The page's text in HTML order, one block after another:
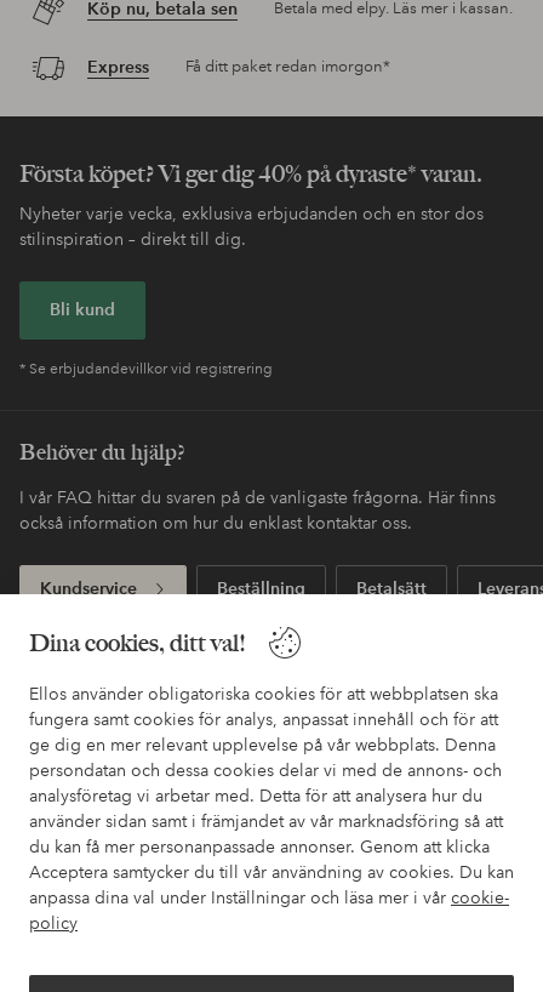
Dina cookies, ditt val!
Ellos använder obligatoriska cookies för att webbplatsen ska
fungera samt cookies för analys, anpassat innehåll och för att
ge dig en mer relevant upplevelse på vår webbplats. Denna
persondatan och dessa cookies delar vi med de annons- och
analysföretag vi arbetar med. Detta för att analysera hur du
använder sidan samt i främjandet av vår marknadsföring så att
du kan få mer personanpassade annonser. Genom att klicka
Acceptera samtycker du till vår användning av cookies. Du kan
anpassa dina val under Inställningar och läsa mer i vår cookie-
policy
Köp nu, betala sen Betala med elpy. Läs mer i kassan.
Express Få ditt paket redan imorgon*
Första köpet? Vi ger dig 40% på dyraste* varan.
Nyheter varje vecka, exklusiva erbjudanden och en stor dos
stilinspiration – direkt till dig.
Bli kund
* Se erbjudandevillkor vid registrering
Behöver du hjälp?
I vår FAQ hittar du svaren på de vanligaste frågorna. Här finns
också information om hur du enklast kontaktar oss.
Kundservice Beställning Betalsätt
Mina sidor
Om Ellos
Våra tjänster